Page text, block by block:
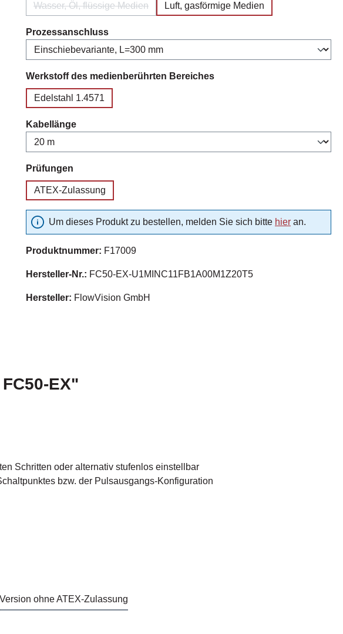
Wasser, Öl, flüssige Medien
(Diese Option ist zurzeit nicht verfügbar.)
Luft, gasförmige Medien
Prozessanschlussauswählen
Werkstoff des medienberührten Bereichesauswählen
Edelstahl 1.4571
Kabellängeauswählen
Prüfungen
ATEX-Zulassung
Um dieses Produkt zu bestellen, melden Sie sich bitte hier an.
Produktnummer: F17009
Hersteller-Nr.: FC50-EX-U1MINC11FB1A00M1Z20T5
Hersteller: FlowVision GmbH
EX"
Schritten oder alternativ stufenlos einstellbar
bzw. der Pulsausgangs-Konfiguration
Version ohne ATEX-Zulassung